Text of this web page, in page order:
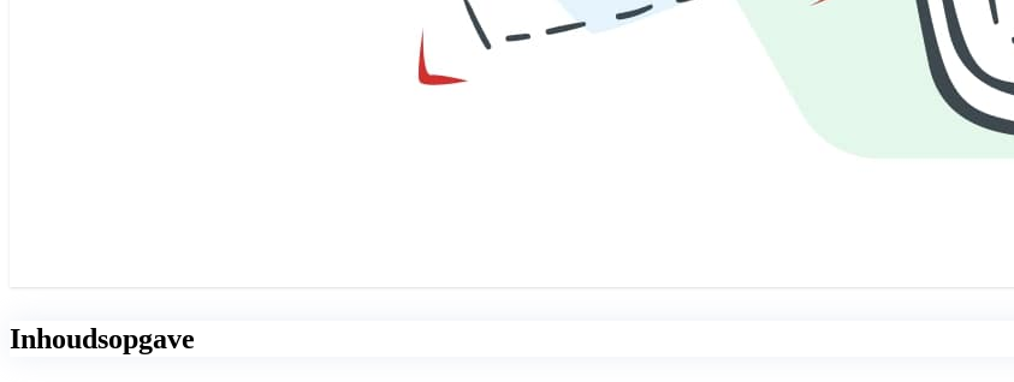
Inhoudsopgave